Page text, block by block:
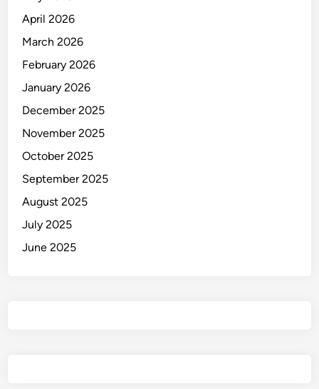
April 2026
March 2026
February 2026
January 2026
December 2025
November 2025
October 2025
September 2025
August 2025
July 2025
June 2025